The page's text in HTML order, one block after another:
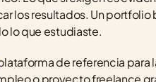
los resultados. Un
lo que estudiaste.
de referencia
o proyecto freelance